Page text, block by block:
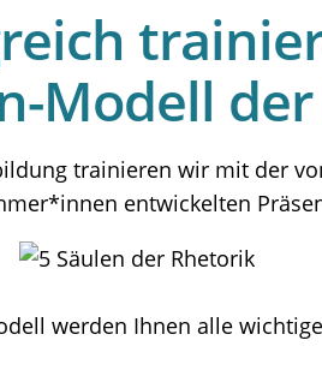
Modell
trainieren wir mit der
entwickelten
werden Ihnen alle